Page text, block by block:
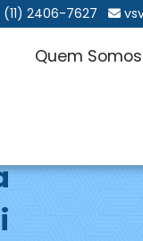
(11) 2406-7627
Quem Somos